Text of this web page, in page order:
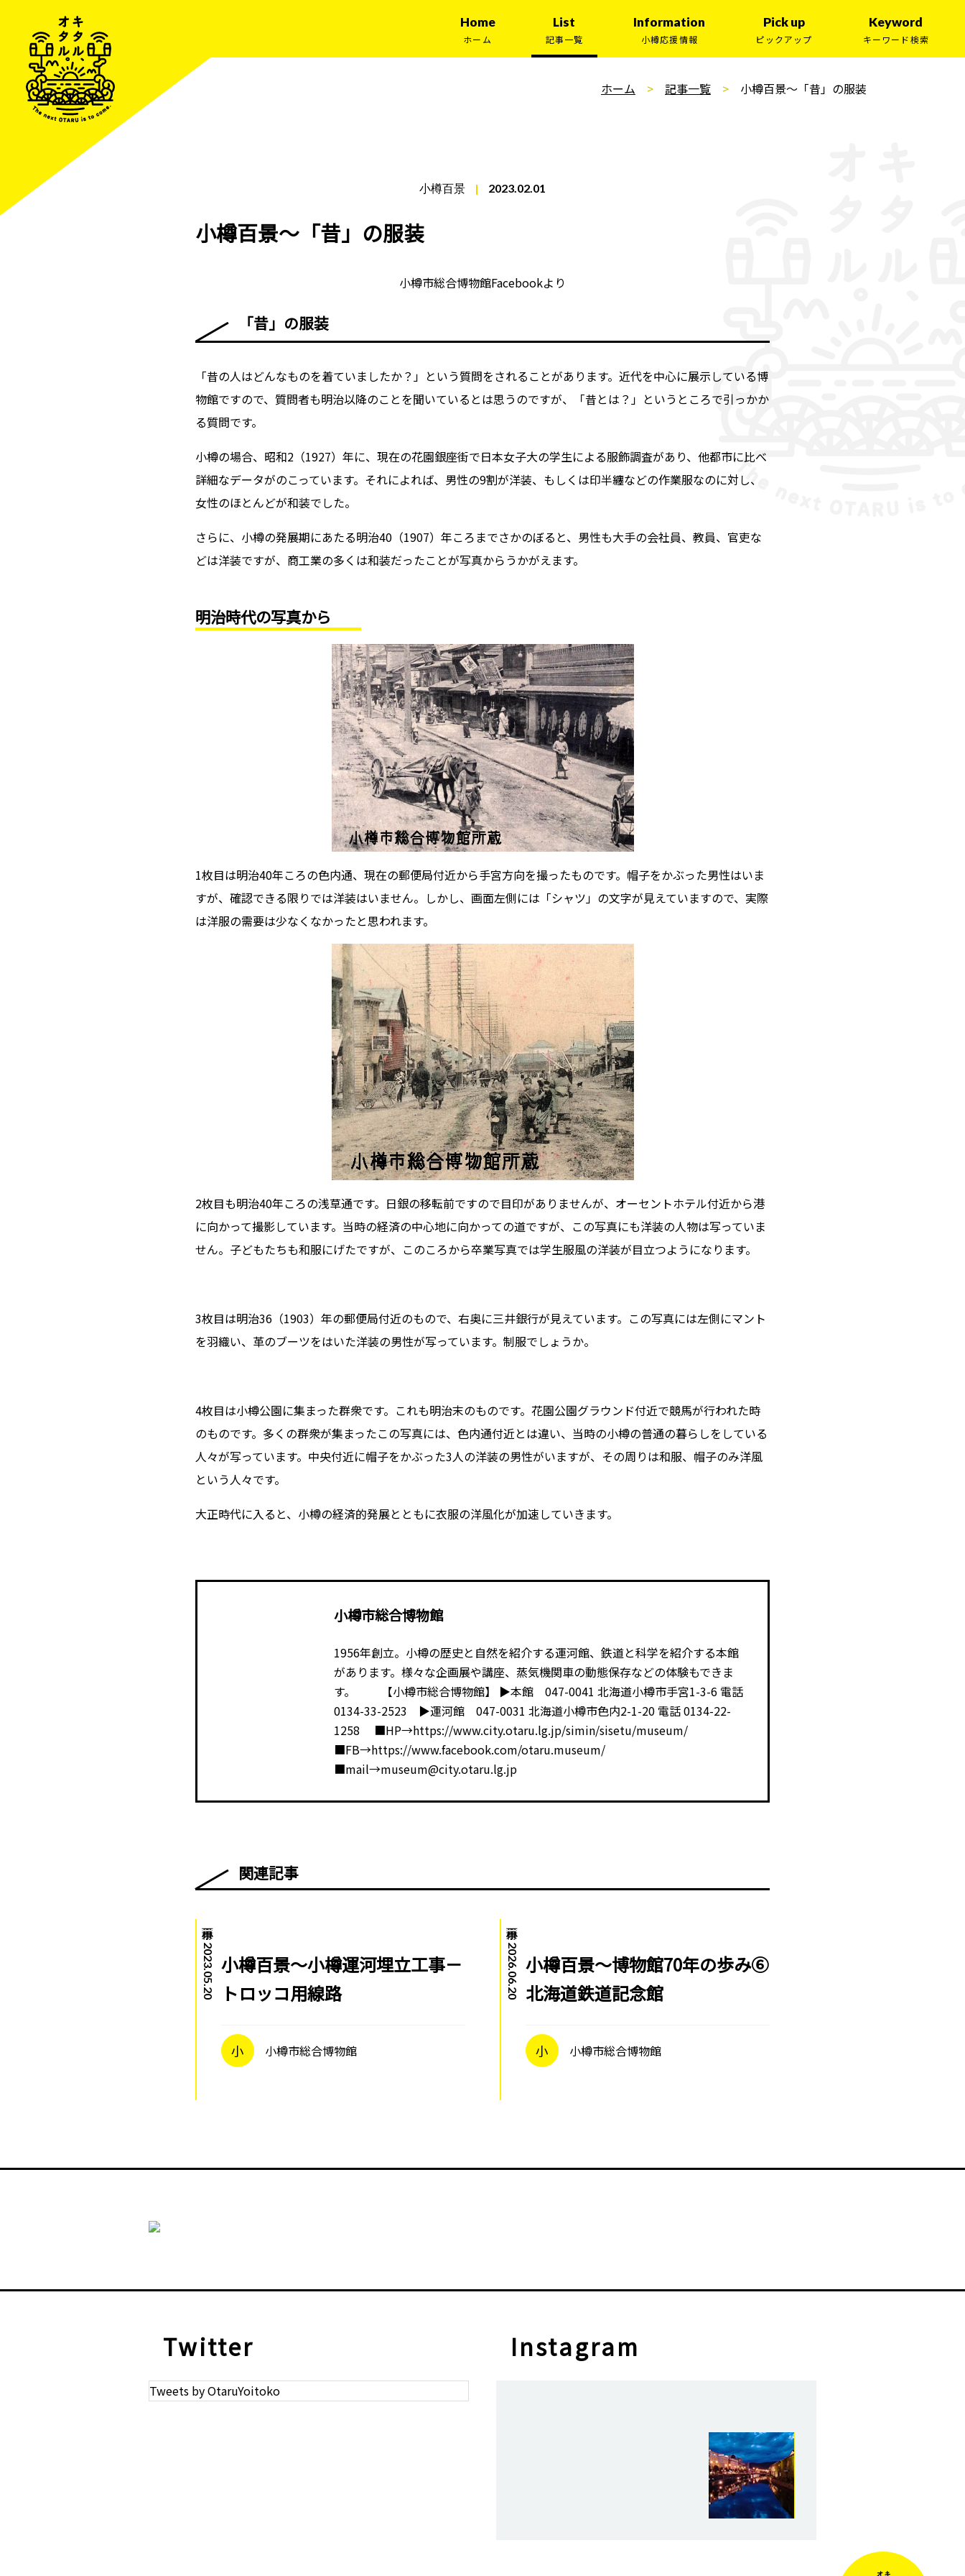
Home
ホーム
List
記事一覧
Information
小樽応援情報
Pick up
ピックアップ
Keyword
キーワード検索
ホーム 記事一覧 小樽百景～「昔」の服装
小樽百景 | 2023.02.01
小樽百景～「昔」の服装
小樽市総合博物館Facebookより
「昔」の服装
「昔の人はどんなものを着ていましたか？」という質問をされることがあります。近代を中心に展示している博
物館ですので、質問者も明治以降のことを聞いているとは思うのですが、「昔とは？」というところで引っかか
る質問です。
小樽の場合、昭和2（1927）年に、現在の花園銀座街で日本女子大の学生による服飾調査があり、他都市に比べ
詳細なデータがのこっています。それによれば、男性の9割が洋装、もしくは印半纏などの作業服なのに対し、
女性のほとんどが和装でした。
さらに、小樽の発展期にあたる明治40（1907）年ころまでさかのぼると、男性も大手の会社員、教員、官吏な
どは洋装ですが、商工業の多くは和装だったことが写真からうかがえます。
明治時代の写真から
1枚目は明治40年ころの色内通、現在の郵便局付近から手宮方向を撮ったものです。帽子をかぶった男性はいま
すが、確認できる限りでは洋装はいません。しかし、画面左側には「シャツ」の文字が見えていますので、実際
は洋服の需要は少なくなかったと思われます。
2枚目も明治40年ころの浅草通です。日銀の移転前ですので目印がありませんが、オーセントホテル付近から港
に向かって撮影しています。当時の経済の中心地に向かっての道ですが、この写真にも洋装の人物は写っていま
せん。子どもたちも和服にげたですが、このころから卒業写真では学生服風の洋装が目立つようになります。
3枚目は明治36（1903）年の郵便局付近のもので、右奥に三井銀行が見えています。この写真には左側にマント
を羽織い、革のブーツをはいた洋装の男性が写っています。制服でしょうか。
4枚目は小樽公園に集まった群衆です。これも明治末のものです。花園公園グラウンド付近で競馬が行われた時
のものです。多くの群衆が集まったこの写真には、色内通付近とは違い、当時の小樽の普通の暮らしをしている
人々が写っています。中央付近に帽子をかぶった3人の洋装の男性がいますが、その周りは和服、帽子のみ洋風
という人々です。
大正時代に入ると、小樽の経済的発展とともに衣服の洋風化が加速していきます。
小樽市総合博物館
1956年創立。小樽の歴史と自然を紹介する運河館、鉄道と科学を紹介する本館
があります。様々な企画展や講座、蒸気機関車の動態保存などの体験もできま
す。 【小樽市総合博物館】 ▶本館 047-0041 北海道小樽市手宮1-3-6 電話
0134-33-2523 ▶運河館 047-0031 北海道小樽市色内2-1-20 電話 0134-22-
1258 ■HP→https://www.city.otaru.lg.jp/simin/sisetu/museum/
■FB→https://www.facebook.com/otaru.museum/
■mail→museum@city.otaru.lg.jp
関連記事
|
2023.05.20 小樽百景～小樽運河埋立工事－
トロッコ用線路
小 小樽市総合博物館
|
2026.06.20 小樽百景～博物館70年の歩み⑥
北海道鉄道記念館
小 小樽市総合博物館
Twitter
Tweets by OtaruYoitoko
Instagram